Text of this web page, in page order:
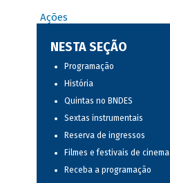
Ações
NESTA SEÇÃO
Programação
História
Quintas no BNDES
Sextas instrumentais
Reserva de ingressos
Filmes e festivais de cinema
Receba a programação